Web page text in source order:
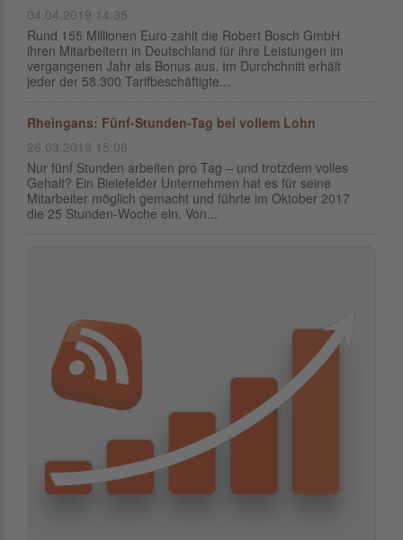
04.04.2019 14:35
Rund 155 Millionen Euro zahlt die Robert Bosch GmbH
ihren Mitarbeitern in Deutschland für ihre Leistungen im
vergangenen Jahr als Bonus aus. Im Durchchnitt erhält
jeder der 58.300 Tarifbeschäftigte...
Rheingans: Fünf-Stunden-Tag bei vollem Lohn
26.03.2019 15:06
Nur fünf Stunden arbeiten pro Tag – und trotzdem volles
Gehalt? Ein Bielefelder Unternehmen hat es für seine
Mitarbeiter möglich gemacht und führte im Oktober 2017
die 25 Stunden-Woche ein. Von...